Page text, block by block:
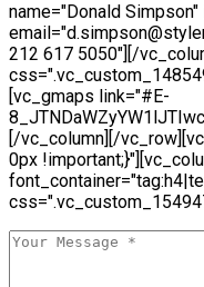
name="Donald
212 617 5050"][/
[vc_gmaps link="#E-
[/vc_column][/
0px